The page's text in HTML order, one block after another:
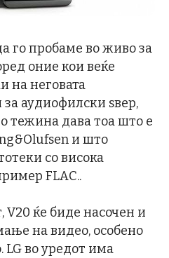
го пробаме во живо за
оние кои веќе
на неговата
аудиофилски ѕвер,
тежина дава тоа што е
и што
со висока
FLAC..
V20 ќе биде насочен и
на видео, особено
LG во уредот има